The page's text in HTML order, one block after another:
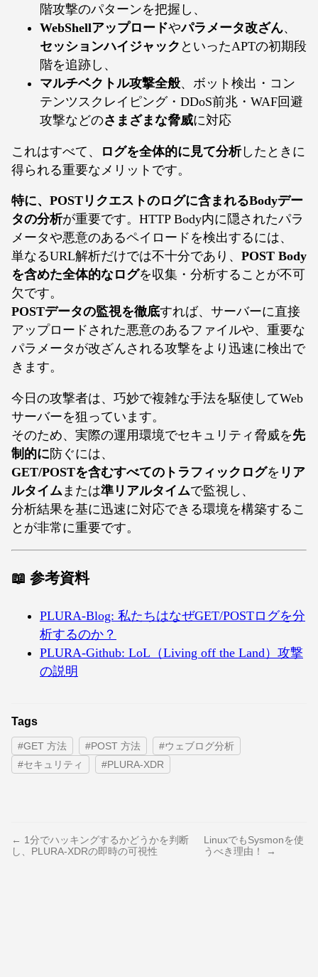
階攻撃のパターンを把握し、
WebShellアップロードやパラメータ改ざん、
セッションハイジャック といったAPTの初期段
階を追跡し、
マルチベクトル攻撃全般、ボット検出・コン
テンツスクレイピング・DDoS前兆・WAF回避
攻撃などのさまざまな脅威に対応
これはすべて、 ログを全体的に見て分析したときに
得られる重要なメリットです。
特に、POSTリクエストのログに含まれるBodyデー
タの分析が重要です。HTTP Body内に隠されたパラ
メータや悪意のあるペイロードを検出するには、
単なるURL解析だけでは不十分であり、 POST Body
を含めた全体的なログを収集・分析することが不可
欠です。
POSTデータの監視を徹底すれば、サーバーに直接
アップロードされた悪意のあるファイルや、重要な
パラメータが改ざんされる攻撃をより迅速に検出で
きます。
今日の攻撃者は、巧妙で複雑な手法を駆使してWeb
サーバーを狙っています。
そのため、実際の運用環境でセキュリティ脅威を先
制的に防ぐには、
GET/POSTを含むすべてのトラフィックログを リア
ルタイム または準リアルタイムで監視し、
分析結果を基に迅速に対応できる環境を構築するこ
とが非常に重要です。
📖 参考資料
PLURA-Blog: 私たちはなぜGET/POSTログを分
析するのか？
PLURA-Github: LoL（Living off the Land）攻撃
の説明
Tags
#GET 方法 #POST 方法
#ウェブログ分析
#セキュリティ
#PLURA-XDR
← 1分でハッキングするかどうかを判断
し、PLURA-XDRの即時の可視性
LinuxでもSysmonを使
うべき理由！ →